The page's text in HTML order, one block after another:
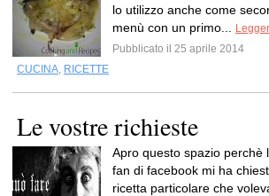
lo utilizzo anche come
menù con un primo...
Pubblicato il 25 aprile 2014
CUCINA, RICETTE
Le vostre richieste
Apro questo spazio perchè
fan di facebook mi ha
ricetta particolare che